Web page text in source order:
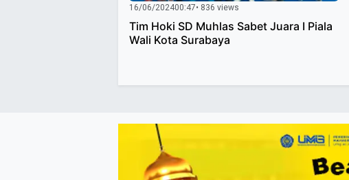
16/06/202400:47• 836 views
Tim Hoki SD Muhlas Sabet Juara I Piala
Wali Kota Surabaya